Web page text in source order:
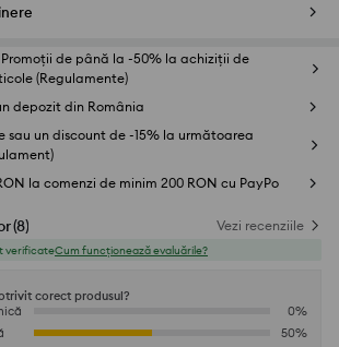
de până la -50% la achiziții de
(Regulamente)
depozit din România
sau un discount de -15% la următoarea
la comenzi de minim 200 RON cu PayPo
(8) Vezi recenziile
verificateCum funcționează evaluările?
corect produsul?
0%
50%